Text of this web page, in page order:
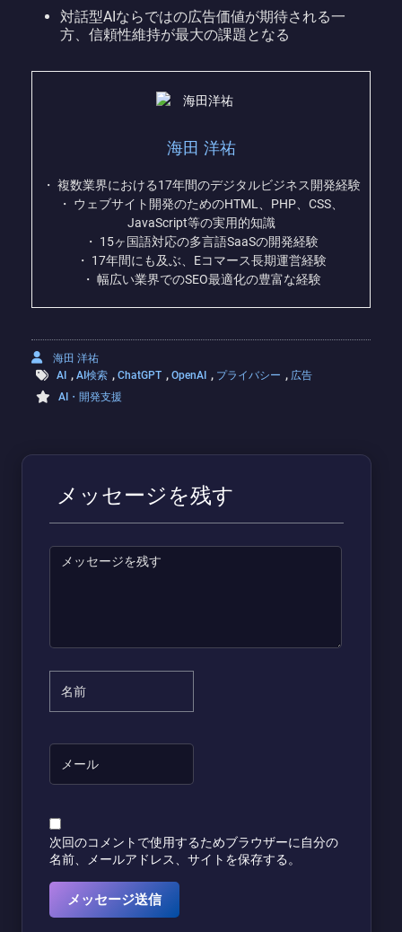
対話型AIならではの広告価値が期待される一
方、信頼性維持が最大の課題となる
海田 洋祐
・ 複数業界における17年間のデジタルビジネス開発経験
・ ウェブサイト開発のためのHTML、PHP、CSS、
JavaScript等の実用的知識
・ 15ヶ国語対応の多言語SaaSの開発経験
・ 17年間にも及ぶ、Eコマース長期運営経験
・ 幅広い業界でのSEO最適化の豊富な経験
海田 洋祐
AI
, AI検索 , ChatGPT , OpenAI , プライバシー , 広告
AI・開発支援
メッセージを残す
次回のコメントで使用するためブラウザーに自分の
名前、メールアドレス、サイトを保存する。